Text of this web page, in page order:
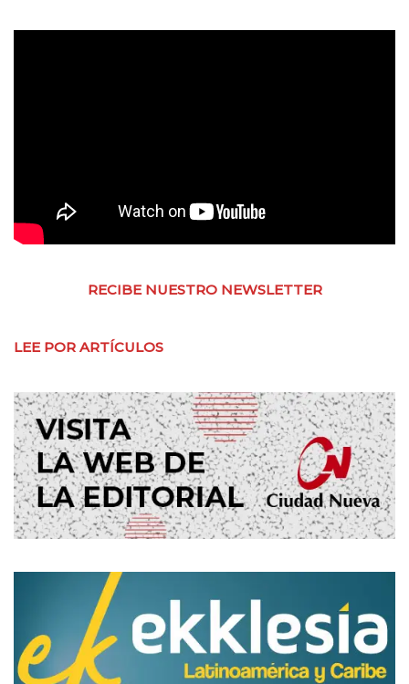
RECIBE NUESTRO NEWSLETTER
LEE POR ARTÍCULOS